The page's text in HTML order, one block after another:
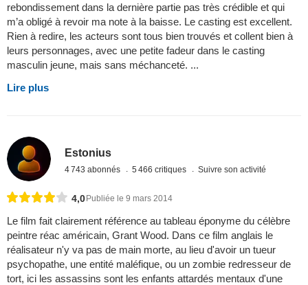
rebondissement dans la dernière partie pas très crédible et qui
m’a obligé à revoir ma note à la baisse. Le casting est excellent.
Rien à redire, les acteurs sont tous bien trouvés et collent bien à
leurs personnages, avec une petite fadeur dans le casting
masculin jeune, mais sans méchanceté. ...
Lire plus
Estonius
4 743 abonnés 5 466 critiques Suivre son activité
4,0Publiée le 9 mars 2014
Le film fait clairement référence au tableau éponyme du célèbre
peintre réac américain, Grant Wood. Dans ce film anglais le
réalisateur n'y va pas de main morte, au lieu d'avoir un tueur
psychopathe, une entité maléfique, ou un zombie redresseur de
tort, ici les assassins sont les enfants attardés mentaux d'une